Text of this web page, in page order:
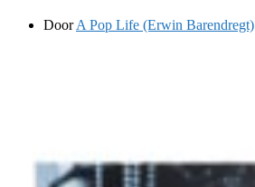
DoorA Pop Life (Erwin Barendregt)